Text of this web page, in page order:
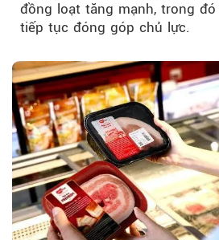
đồng loạt tăng mạnh, trong
tiếp tục đóng góp chủ lực.